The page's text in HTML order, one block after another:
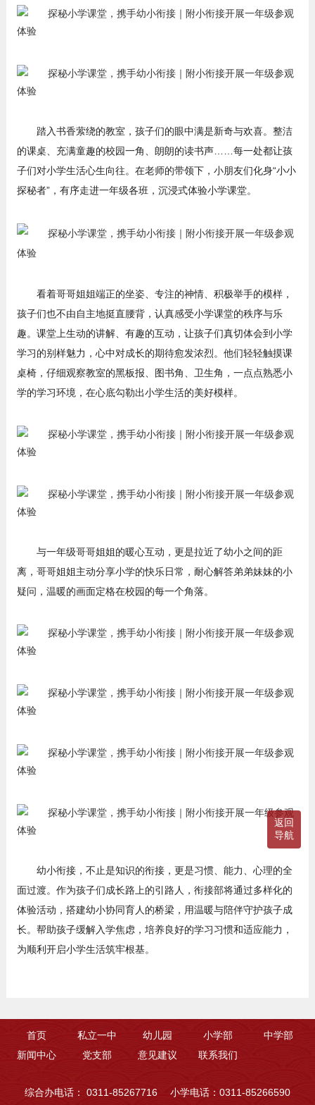
返回
导航
踏入书香萦绕的教室，孩子们的眼中满是新奇与欢喜。整洁
的课桌、充满童趣的校园一角、朗朗的读书声……每一处都让孩
子们对小学生活心生向往。在老师的带领下，小朋友们化身“小小
探秘者”，有序走进一年级各班，沉浸式体验小学课堂。
看着哥哥姐姐端正的坐姿、专注的神情、积极举手的模样，
孩子们也不由自主地挺直腰背，认真感受小学课堂的秩序与乐
趣。课堂上生动的讲解、有趣的互动，让孩子们真切体会到小学
学习的别样魅力，心中对成长的期待愈发浓烈。他们轻轻触摸课
桌椅，仔细观察教室的黑板报、图书角、卫生角，一点点熟悉小
学的学习环境，在心底勾勒出小学生活的美好模样。
与一年级哥哥姐姐的暖心互动，更是拉近了幼小之间的距
离，哥哥姐姐主动分享小学的快乐日常，耐心解答弟弟妹妹的小
疑问，温暖的画面定格在校园的每一个角落。
幼小衔接，不止是知识的衔接，更是习惯、能力、心理的全
面过渡。作为孩子们成长路上的引路人，衔接部将通过多样化的
体验活动，搭建幼小协同育人的桥梁，用温暖与陪伴守护孩子成
长。帮助孩子缓解入学焦虑，培养良好的学习习惯和适应能力，
为顺利开启小学生活筑牢根基。
首页 私立一中 幼儿园 小学部
中学部
新闻中心
党支部 意见建议 联系我们
综合办电话： 0311-85267716 小学电话：0311-85266590